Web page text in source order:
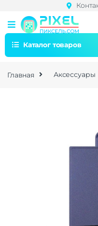
Каталог товаров
Главная Аксессуары